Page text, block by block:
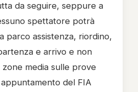
da seguire, seppure a
spettatore potrà
parco assistenza, riordino,
e arrivo e non
media sulle prove
del FIA